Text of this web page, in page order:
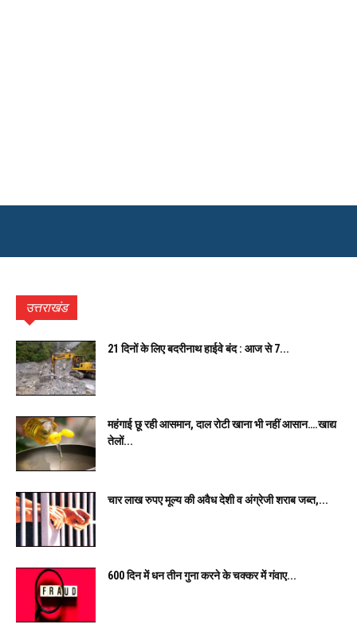
उत्तराखंड
21 दिनों के लिए बदरीनाथ हाईवे बंद : आज से 7...
महंगाई छू रही आसमान, दाल रोटी खाना भी नहीं आसान….खाद्य
तेलों...
चार लाख रुपए मूल्य की अवैध देशी व अंग्रेजी शराब जब्त,...
600 दिन में धन तीन गुना करने के चक्कर में गंवाए...